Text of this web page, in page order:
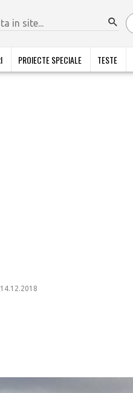
PROIECTE SPECIALE TESTE
14.12.2018